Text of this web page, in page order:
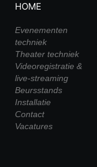
HOME
Evenementen
techniek
Theater techniek
Videoregistratie &
live-streaming
Beursstands
Installatie
Contact
Vacatures